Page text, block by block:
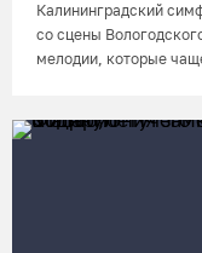
Калининградский
со сцены
мелодии, которые